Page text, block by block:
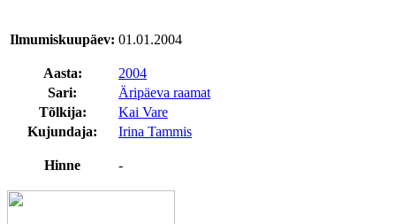
Ilmumiskuupäev: 01.01.2004
Aasta:
2004
Sari:
Äripäeva raamat
Tõlkija:
Kai Vare
Kujundaja:
Irina Tammis
Hinne -